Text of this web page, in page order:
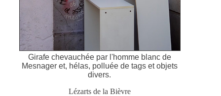
Girafe chevauchée par l'homme blanc de
Mesnager et, hélas, polluée de tags et objets
divers.
Lézarts de la Bièvre